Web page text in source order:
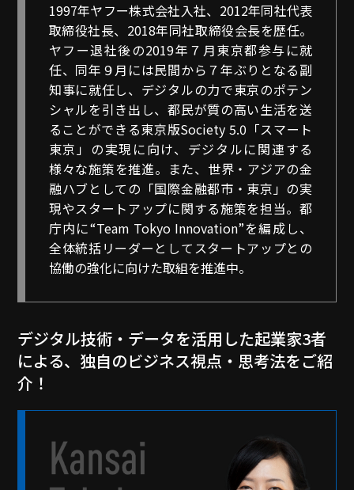
1997年ヤフー株式会社入社、2012年同社代表
取締役社長、2018年同社取締役会長を歴任。
ヤフー退社後の2019年７月東京都参与に就
任、同年９月には民間から７年ぶりとなる副
知事に就任し、デジタルの力で東京のポテン
シャルを引き出し、都民が質の高い生活を送
ることができる東京版Society 5.0「スマート
東京」の実現に向け、デジタルに関連する
様々な施策を推進。また、世界・アジアの金
融ハブとしての「国際金融都市・東京」の実
現やスタートアップに関する施策を担当。都
庁内に“Team Tokyo Innovation”を編成し、
全体統括リーダーとしてスタートアップとの
協働の強化に向けた取組を推進中。
デジタル技術・データを活用した起業家3者
による、独自のビジネス視点・思考法をご紹
介！